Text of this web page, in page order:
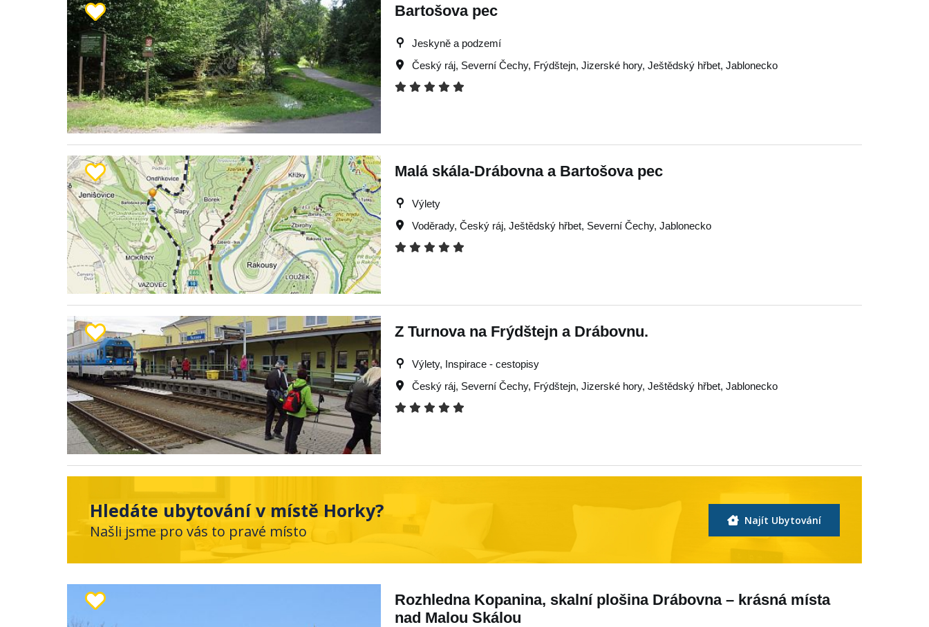
Bartošova pec
Jeskyně a podzemí
Český ráj, Severní Čechy, Frýdštejn, Jizerské hory, Ještědský hřbet, Jablonecko
Malá skála-Drábovna a Bartošova pec
Výlety
Voděrady, Český ráj, Ještědský hřbet, Severní Čechy, Jablonecko
Z Turnova na Frýdštejn a Drábovnu.
Výlety, Inspirace - cestopisy
Český ráj, Severní Čechy, Frýdštejn, Jizerské hory, Ještědský hřbet, Jablonecko
Hledáte ubytování v místě Horky?
Našli jsme pro vás to pravé místo
Najít Ubytování
Rozhledna Kopanina, skalní plošina Drábovna – krásná místa
nad Malou Skálou